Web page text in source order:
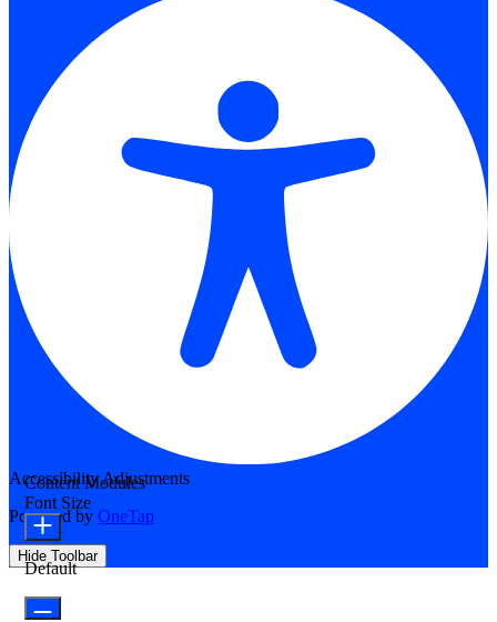
Accessibility Adjustments
Powered by OneTap
Hide Toolbar
Content Modules
Font Size
Default